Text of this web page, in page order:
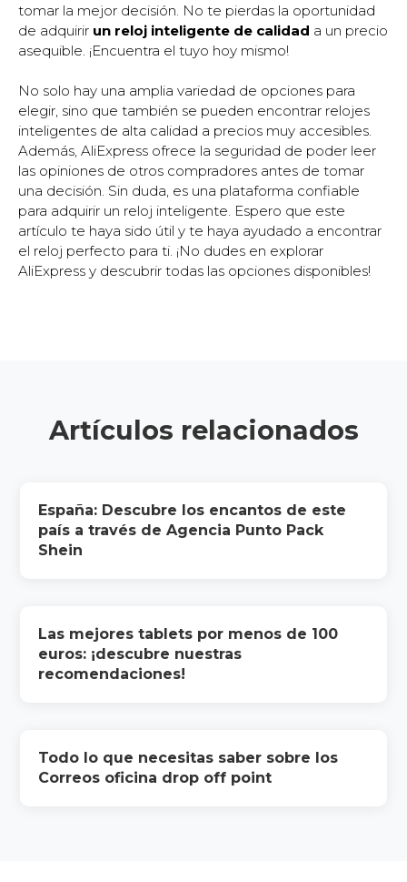
tomar la mejor decisión. No te pierdas la oportunidad
de adquirir un reloj inteligente de calidad a un precio
asequible. ¡Encuentra el tuyo hoy mismo!
No solo hay una amplia variedad de opciones para
elegir, sino que también se pueden encontrar relojes
inteligentes de alta calidad a precios muy accesibles.
Además, AliExpress ofrece la seguridad de poder leer
las opiniones de otros compradores antes de tomar
una decisión. Sin duda, es una plataforma confiable
para adquirir un reloj inteligente. Espero que este
artículo te haya sido útil y te haya ayudado a encontrar
el reloj perfecto para ti. ¡No dudes en explorar
AliExpress y descubrir todas las opciones disponibles!
Artículos relacionados
España: Descubre los encantos de este
país a través de Agencia Punto Pack
Shein
Las mejores tablets por menos de 100
euros: ¡descubre nuestras
recomendaciones!
Todo lo que necesitas saber sobre los
Correos oficina drop off point